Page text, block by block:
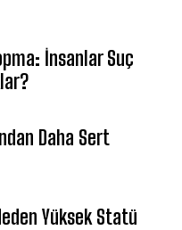
İnsanlar Suç
Daha Sert
Yüksek Statü